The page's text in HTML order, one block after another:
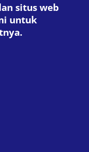
situs web
untuk